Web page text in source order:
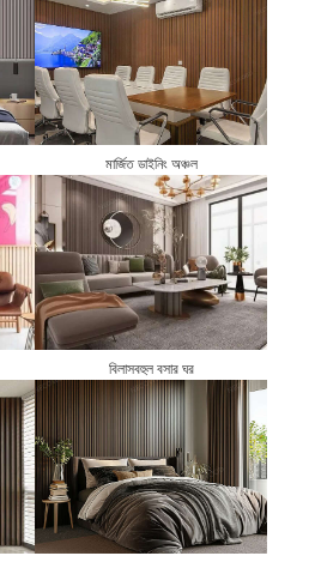
মার্জিত ডাইনিং অঞ্চল
বিলাসবহুল বসার ঘর